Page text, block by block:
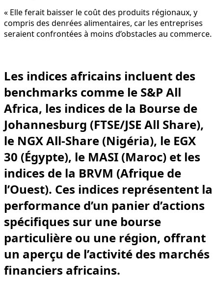
« Elle ferait baisser le coût des produits régionaux, y
compris des denrées alimentaires, car les entreprises
seraient confrontées à moins d’obstacles au commerce.
Les indices africains incluent des
benchmarks comme le S&P All
Africa, les indices de la Bourse de
Johannesburg (FTSE/JSE All Share),
le NGX All-Share (Nigéria), le EGX
30 (Égypte), le MASI (Maroc) et les
indices de la BRVM (Afrique de
l’Ouest). Ces indices représentent la
performance d’un panier d’actions
spécifiques sur une bourse
particulière ou une région, offrant
un aperçu de l’activité des marchés
financiers africains.